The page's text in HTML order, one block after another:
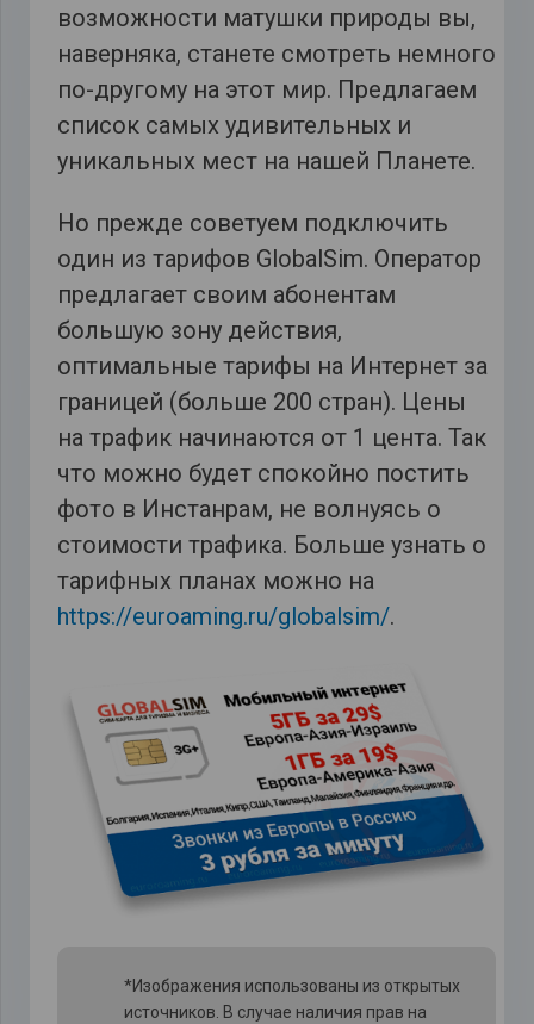
возможности матушки природы вы,
наверняка, станете смотреть немного
по-другому на этот мир. Предлагаем
список самых удивительных и
уникальных мест на нашей Планете.
Но прежде советуем подключить
один из тарифов GlobalSim. Оператор
предлагает своим абонентам
большую зону действия,
оптимальные тарифы на Интернет за
границей (больше 200 стран). Цены
на трафик начинаются от 1 цента. Так
что можно будет спокойно постить
фото в Инстанрам, не волнуясь о
стоимости трафика. Больше узнать о
тарифных планах можно на
https://euroaming.ru/globalsim/.
*Изображения использованы из открытых
источников. В случае наличия прав на